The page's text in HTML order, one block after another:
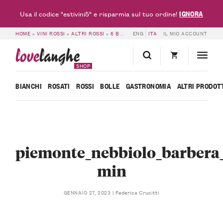
HOME » VINI ROSSI »ALTRI ROSSI »6 BOTTIGLIE DI PIEMONTE NEBBIOLO BARBERA DOC 2019 – CASCINA VALEGGIA ENG ITA IL MIO ACCOUNT
lovelanghe
SHOP
BIANCHI ROSATI ROSSI BOLLE GASTRONOMIA ALTRI
min
GENNAIO 27, 2023 Federica Crucitti
Usa il codice "estivini5" e risparmia sul tuo ordine!IGNORA